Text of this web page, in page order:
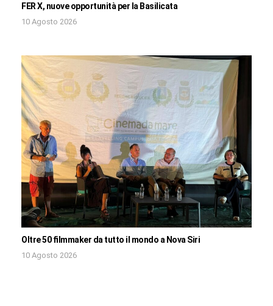
FER X, nuove opportunità per la Basilicata
10 Agosto 2026
Oltre 50 filmmaker da tutto il mondo a Nova Siri
10 Agosto 2026